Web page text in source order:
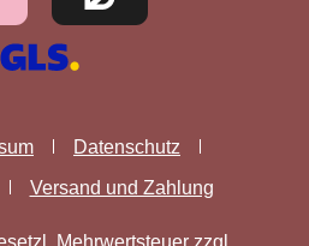
Datenschutz
Versand und Zahlung
Mehrwertsteuer zzgl.